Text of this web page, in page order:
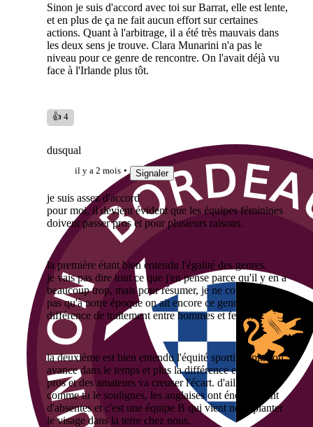
Sinon je suis d'accord avec toi sur Barrat, elle est lente,
et en plus de ça ne fait aucun effort sur certaines
actions. Quant à l'arbitrage, il a été très mauvais dans
les deux sens je trouve. Clara Munarini n'a pas le
niveau pour ce genre de rencontre. On l'avait déjà vu
face à l'Irlande plus tôt.
👍 4
dusqual
il y a 2 mois Signaler
je suis assez d'accord
pour moi, il devient évident que les équipes féminines
doivent passer pros et pour plusieurs raisons.
la première étant bien entendu l'égalité des genres.
je vais pas dire tout ce que j'en pense parce qu'il y en a
beaucoup trop, mais pour résumer, je ne comprends
pas qu'à notre époque on ait encore ce genre de
différence de traitement entre hommes et femmes.
la deuxième est bien entendu l'équité sportive. plus on
avance dans le temps et plus la différence entre des
pros et des amateurs va creuser l'écart. d'ailleurs
comme tu le soulignes, les anglaises ont énormément
d'absentes et c'est une équipe B qui vient nous planter
le visage dans la terre chez nous.